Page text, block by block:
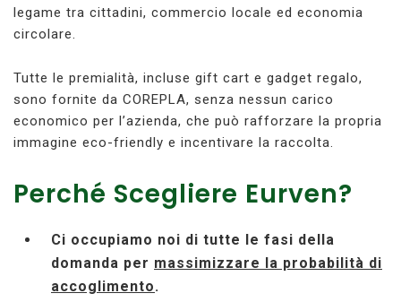
legame tra cittadini, commercio locale ed economia
circolare.
Tutte le premialità, incluse gift cart e gadget regalo,
sono fornite da COREPLA, senza nessun carico
economico per l’azienda, che può rafforzare la propria
immagine eco-friendly e incentivare la raccolta.
Perché Scegliere Eurven?
Ci occupiamo noi di tutte le fasi della
domanda per massimizzare la probabilità di
accoglimento.